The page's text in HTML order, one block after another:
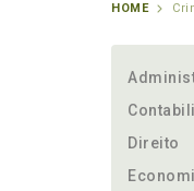
HOME
Direito